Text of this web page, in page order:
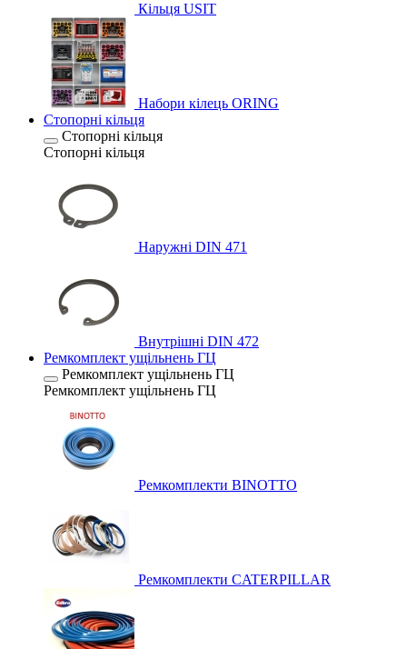
Кільця USIT
Набори кілець ORING
Стопорні кільця
Стопорні кільця
Стопорні кільця
Наружні DIN 471
Внутрішні DIN 472
Ремкомплект ущільнень ГЦ
Ремкомплект ущільнень ГЦ
Ремкомплект ущільнень ГЦ
Ремкомплекти BINOTTO
Ремкомплекти CATERPILLAR